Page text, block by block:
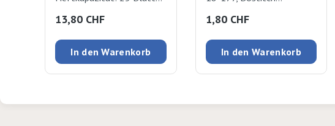
Heftklammern gebogen
B8 Art.Nr. 18-196.
Regulärer Preis:
13,80 CHF
In den Warenkorb
Heftapparat Beta 28,
Bostitch Heftapparat Flat
Clinch 1050 Stk.
Regulärer Preis:
1,80 CHF
In den Warenkorb